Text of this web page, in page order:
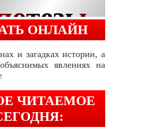
ОНЛАЙН
и загадках истории, а
явлениях на
ЧИТАЕМОЕ